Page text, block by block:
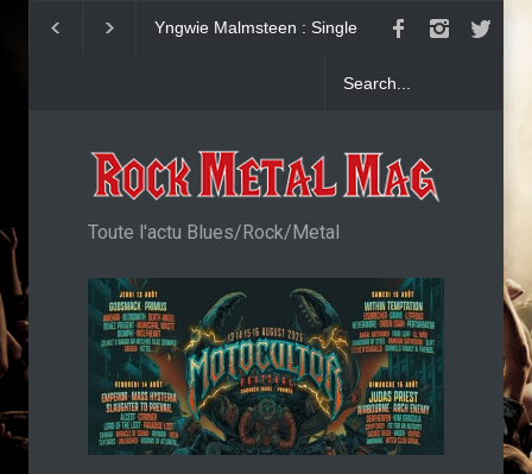
Yngwie Malmsteen : Single
KAI HANSEN :
Welcome To Life
Toute l'actu Blues/Rock/Metal